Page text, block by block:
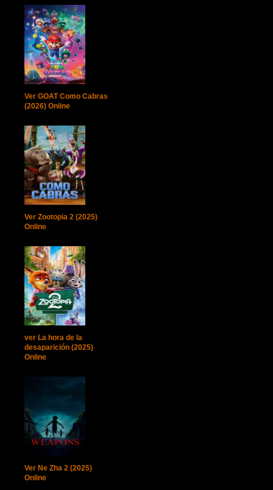
Ver GOAT Como Cabras
(2026) Online
Ver Zootopia 2 (2025)
Online
ver La hora de la
desaparición (2025)
Online
Ver Ne Zha 2 (2025)
Online